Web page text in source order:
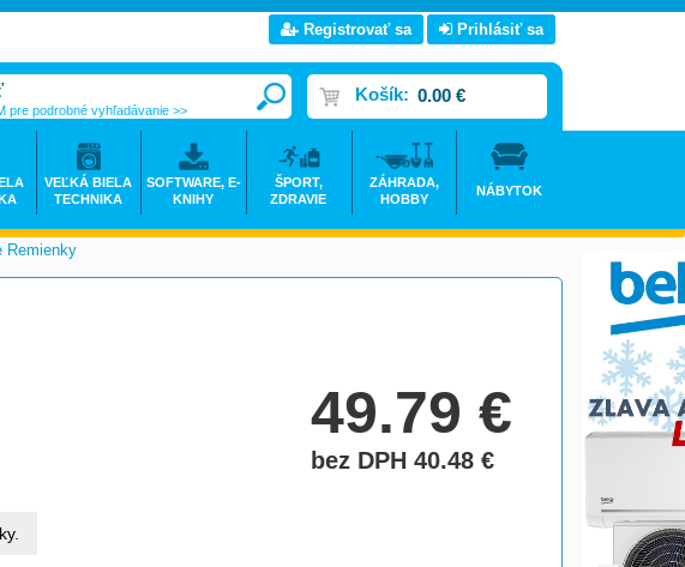
Remienky
49.79€
bez DPH 40.48€
Registrovať sa Prihlásiť sa
Košík: 0.00 €
pre podrobné vyhľadávanie >>
VEĽKÁ BIELA
TECHNIKA
SOFTWARE, E-
KNIHY
ŠPORT,
ZDRAVIE
ZÁHRADA,
HOBBY
NÁBYTOK